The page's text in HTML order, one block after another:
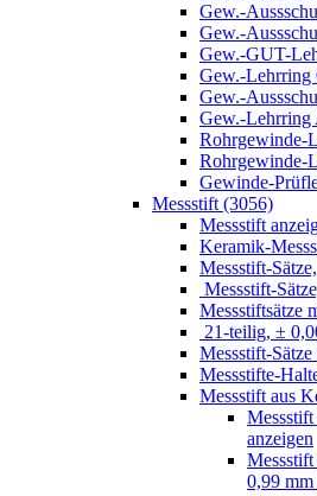
Gew.-
Gew.-
Gew.-GUT-
Gew.-
Gew.-
Gew.-Lehrring
Rohrgewinde-
Rohrgewinde-
Gewinde-
Messstift (3056)
Messstift
Keramik-
Messstift-
Messstift-
Messstiftsätze
21-teilig, ±
Messstift-Sätze
Messstifte-
Messstift aus
anzeigen
0,99